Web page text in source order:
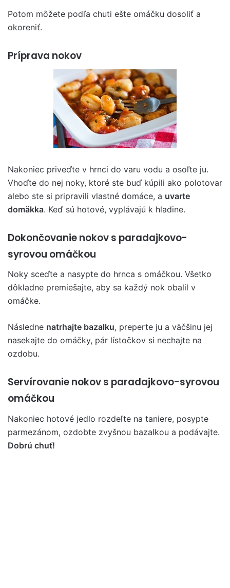
Potom môžete podľa chuti ešte omáčku dosoliť a
okoreniť.
Príprava nokov
Nakoniec priveďte v hrnci do varu vodu a osoľte ju.
Vhoďte do nej noky, ktoré ste buď kúpili ako polotovar
alebo ste si pripravili vlastné domáce, a uvarte
domäkka. Keď sú hotové, vyplávajú k hladine.
Dokončovanie nokov s paradajkovo-
syrovou omáčkou
Noky sceďte a nasypte do hrnca s omáčkou. Všetko
dôkladne premiešajte, aby sa každý nok obalil v
omáčke.
Následne natrhajte bazalku, preperte ju a väčšinu jej
nasekajte do omáčky, pár lístočkov si nechajte na
ozdobu.
Servírovanie nokov s paradajkovo-syrovou
omáčkou
Nakoniec hotové jedlo rozdeľte na taniere, posypte
parmezánom, ozdobte zvyšnou bazalkou a podávajte.
Dobrú chuť!